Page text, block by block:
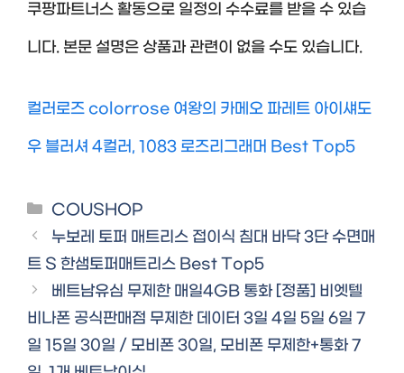
쿠팡파트너스 활동으로 일정의 수수료를 받을 수 있습
니다. 본문 설명은 상품과 관련이 없을 수도 있습니다.
컬러로즈 colorrose 여왕의 카메오 파레트 아이섀도
우 블러셔 4컬러, 1083 로즈리그래머 Best Top5
Categories
COUSHOP
누보레 토퍼 매트리스 접이식 침대 바닥 3단 수면매
트 S 한샘토퍼매트리스 Best Top5
베트남유심 무제한 매일4GB 통화 [정품] 비엣텔
비나폰 공식판매점 무제한 데이터 3일 4일 5일 6일 7
일 15일 30일 / 모비폰 30일, 모비폰 무제한+통화 7